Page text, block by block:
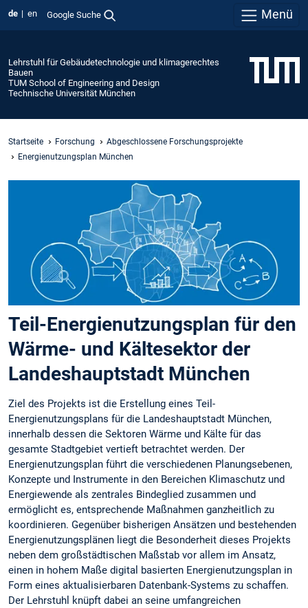
de en Google Suche Menü
Lehrstuhl für Gebäudetechnologie und klimagerechtes
Bauen
TUM School of Engineering and Design
Technische Universität München
Startseite Forschung
Abgeschlossene Forschungsprojekte
Energienutzungsplan München
Teil-Energienutzungsplan für den
Wärme- und Kältesektor der
Landeshauptstadt München
Ziel des Projekts ist die Erstellung eines Teil-
Energienutzungsplans für die Landeshauptstadt München,
innerhalb dessen die Sektoren Wärme und Kälte für das
gesamte Stadtgebiet vertieft betrachtet werden. Der
Energienutzungsplan führt die verschiedenen Planungsebenen,
Konzepte und Instrumente in den Bereichen Klimaschutz und
Energiewende als zentrales Bindeglied zusammen und
ermöglicht es, entsprechende Maßnahmen ganzheitlich zu
koordinieren. Gegenüber bisherigen Ansätzen und bestehenden
Energienutzungsplänen liegt die Besonderheit dieses Projekts
neben dem großstädtischen Maßstab vor allem im Ansatz,
einen in hohem Maße digital basierten Energienutzungsplan in
Form eines aktualisierbaren Datenbank-Systems zu schaffen.
Der Lehrstuhl knüpft dabei an seine umfangreichen